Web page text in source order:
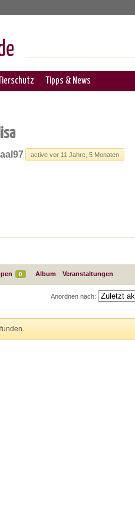
Tipps & News
active vor 11 Jahre, 5 Monaten
0 Album Veranstaltungen
Anordnen nach: